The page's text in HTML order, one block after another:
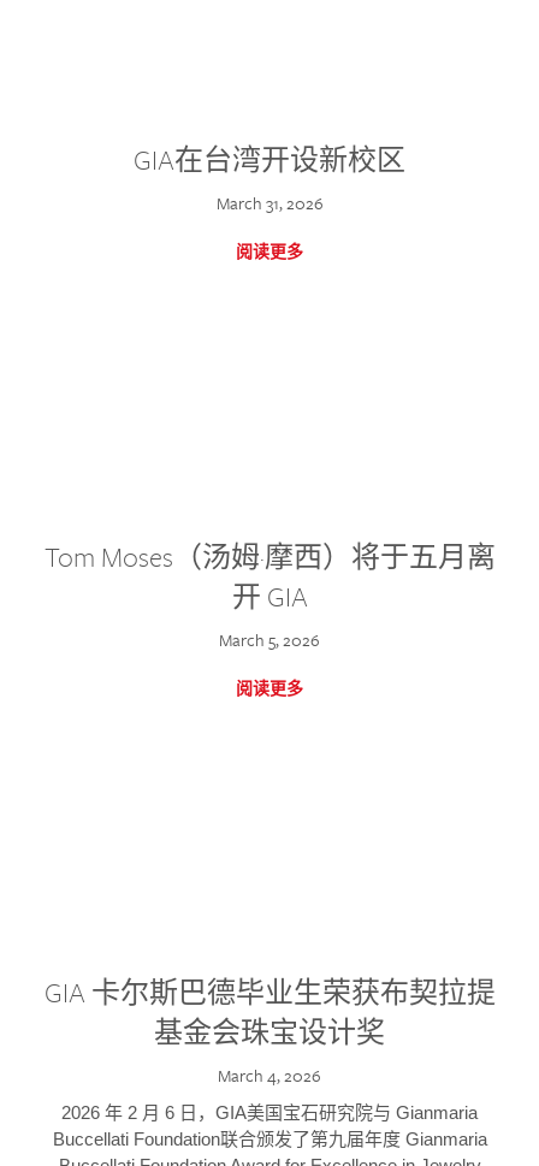
GIA在台湾开设新校区
March 31, 2026
阅读更多
Tom Moses（汤姆·摩西）将于五月离
开 GIA
March 5, 2026
阅读更多
GIA 卡尔斯巴德毕业生荣获布契拉提
基金会珠宝设计奖
March 4, 2026
2026 年 2 月 6 日，GIA美国宝石研究院与 Gianmaria
Buccellati Foundation联合颁发了第九届年度 Gianmaria